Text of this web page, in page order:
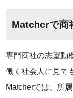
‌Matcherで商
専門商社の志望動
働く社会人に見て
‌Matcherでは、所